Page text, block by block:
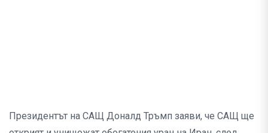
Президентът на САЩ Доналд Тръмп заяви, че САЩ ще